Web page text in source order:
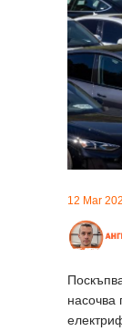
12 Mar
насочва